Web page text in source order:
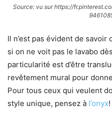
Source: vu sur https://
Il n’est pas évident de savoir
si on ne voit pas le lavabo
particularité est d’être
revêtement mural pour
Pour tous ceux qui veulent
style unique, pensez à l’onyx!